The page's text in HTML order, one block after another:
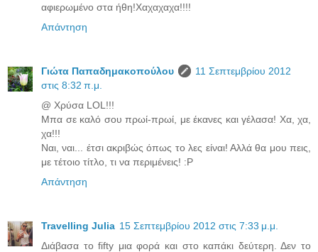
αφιερωμένο στα ήθη!Χαχαχαχα!!!!
Απάντηση
Γιώτα Παπαδημακοπούλου
11 Σεπτεμβρίου 2012
στις 8:32 π.μ.
@ Χρύσα LOL!!!
Μπα σε καλό σου πρωί-πρωί, με έκανες και γέλασα! Χα, χα,
χα!!!
Ναι, ναι... έτσι ακριβώς όπως το λες είναι! Αλλά θα μου πεις,
με τέτοιο τίτλο, τι να περιμένεις! :P
Απάντηση
Travelling Julia 15 Σεπτεμβρίου 2012 στις 7:33 μ.μ.
Διάβασα το fifty μια φορά και στο καπάκι δεύτερη. Δεν το